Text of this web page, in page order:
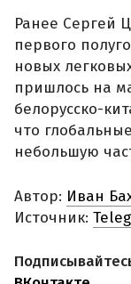
Ранее Сергей
первого
новых
пришлось на
белорусско-
что
небольшую
Автор: Иван
Источник: